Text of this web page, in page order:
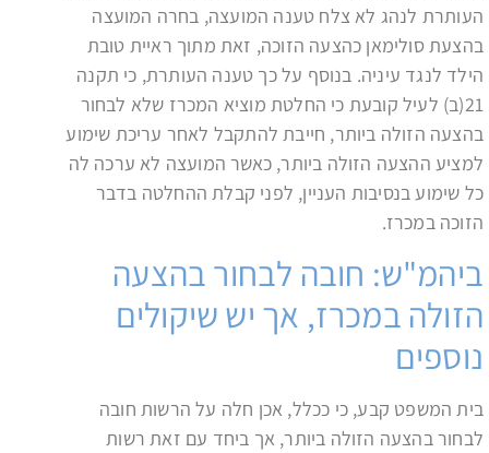
העותרת לנהג לא צלח טענה המועצה, בחרה המועצה
בהצעת סולימאן כהצעה הזוכה, זאת מתוך ראיית טובת
הילד לנגד עיניה. בנוסף על כך טענה העותרת, כי תקנה
21(ב) לעיל קובעת כי החלטת מוציא המכרז שלא לבחור
בהצעה הזולה ביותר, חייבת להתקבל לאחר עריכת שימוע
למציע ההצעה הזולה ביותר, כאשר המועצה לא ערכה לה
כל שימוע בנסיבות העניין, לפני קבלת ההחלטה בדבר
הזוכה במכרז.
ביהמ"ש: חובה לבחור בהצעה
הזולה במכרז, אך יש שיקולים
נוספים
בית המשפט קבע, כי ככלל, אכן חלה על הרשות חובה
לבחור בהצעה הזולה ביותר, אך ביחד עם זאת רשות